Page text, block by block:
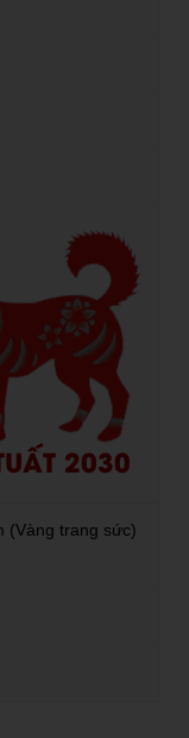
2030
(Vàng trang sức)